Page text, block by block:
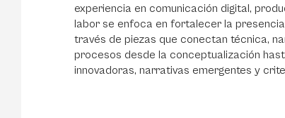
experiencia en comunicación digital,
labor se enfoca en fortalecer la
través de piezas que conectan técnica,
procesos desde la conceptualización
innovadoras, narrativas emergentes y